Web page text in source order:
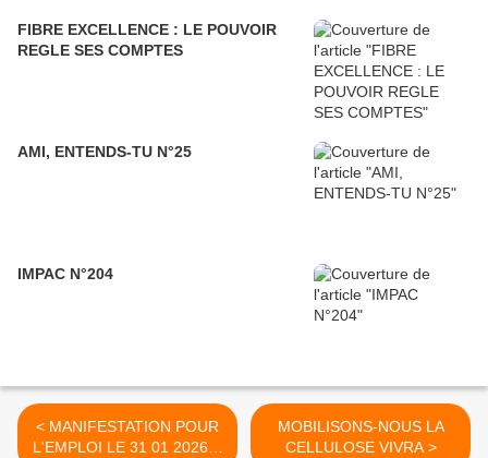
FIBRE EXCELLENCE : LE POUVOIR
REGLE SES COMPTES
AMI, ENTENDS-TU N°25
IMPAC N°204
< MANIFESTATION POUR
L'EMPLOI LE 31 01 2026 A
MOBILISONS-NOUS LA
CELLULOSE VIVRA >